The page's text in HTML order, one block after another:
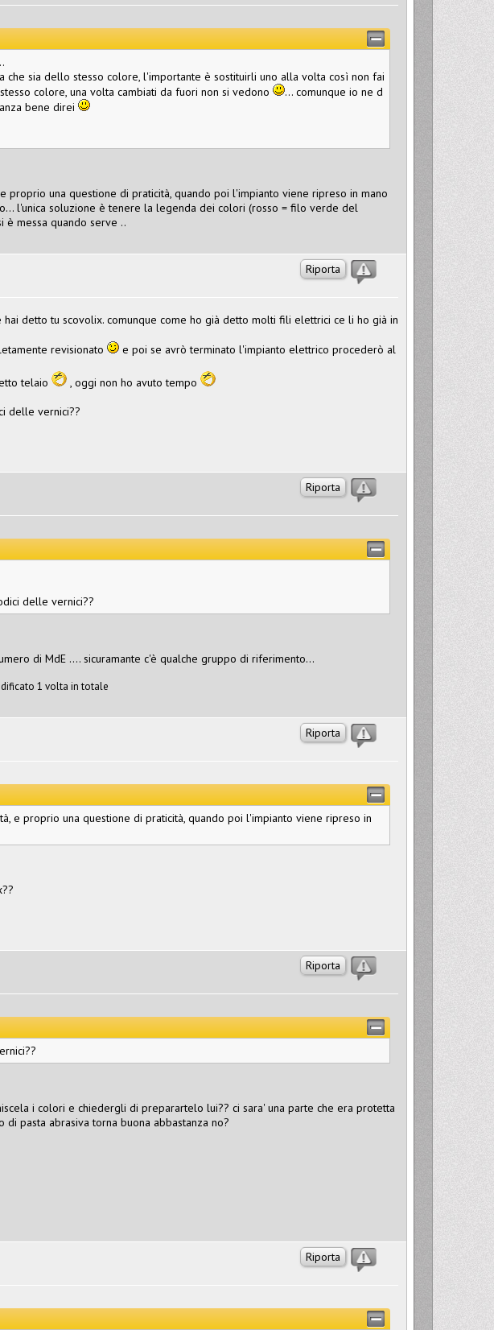
che sia dello stesso colore, l'importante è sostituirli uno alla volta così non fai
colore, una volta cambiati da fuori non si vedono
... comunque io ne d
bene direi
proprio una questione di praticità, quando poi l'impianto viene ripreso in mano
l'unica soluzione è tenere la legenda dei colori (rosso = filo verde del
è messa quando serve ..
Riporta
detto tu scovolix. comunque come ho già detto molti fili elettrici ce li ho già in
revisionato
e poi se avrò terminato l'impianto elettrico procederò al
telaio
, oggi non ho avuto tempo
delle vernici??
Riporta
delle vernici??
di MdE .... sicuramante c'è qualche gruppo di riferimento...
1 volta in totale
Riporta
e proprio una questione di praticità, quando poi l'impianto viene ripreso in
Riporta
i colori e chiedergli di preparartelo lui?? ci sara' una parte che era protetta
pasta abrasiva torna buona abbastanza no?
Riporta